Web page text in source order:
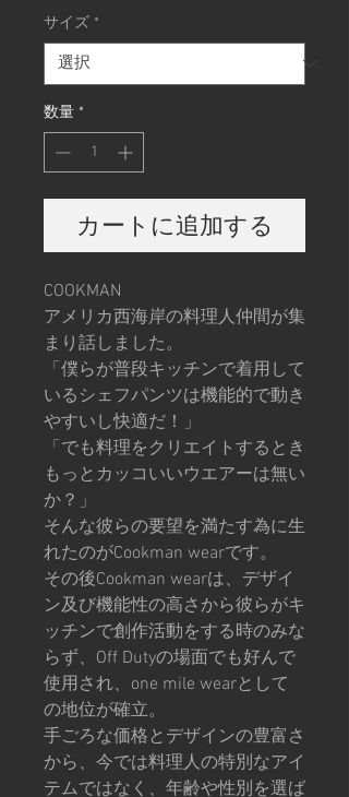
サイズ *
数量 *
カートに追加する
COOKMAN
アメリカ西海岸の料理人仲間が集
まり話しました。
「僕らが普段キッチンで着用して
いるシェフパンツは機能的で動き
やすいし快適だ！」
「でも料理をクリエイトするとき
もっとカッコいいウエアーは無い
か？」
そんな彼らの要望を満たす為に生
れたのがCookman wearです。
その後Cookman wearは、デザイ
ン及び機能性の高さから彼らがキ
ッチンで創作活動をする時のみな
らず、Off Dutyの場面でも好んで
使用され、one mile wearとして
の地位が確立。
手ごろな価格とデザインの豊富さ
から、今では料理人の特別なアイ
テムではなく、年齢や性別を選ば